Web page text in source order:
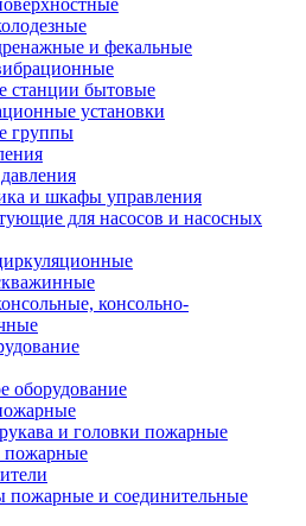
и фекальные
станции бытовые
установки
группы
и шкафы управления
для насосов и насосных
консольно-
оборудование
и головки пожарные
пожарные и соединительные